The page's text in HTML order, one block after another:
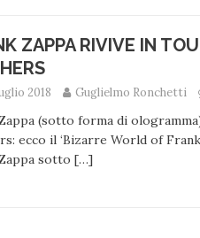
ZAPPA RIVIVE IN
2018 Guglielmo Ronchetti
(sotto forma di
ecco il ‘Bizarre World of
sotto […]